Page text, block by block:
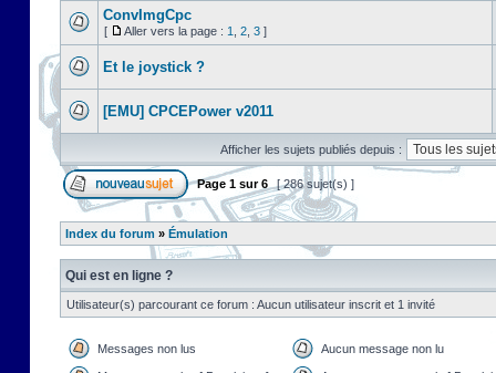
ConvImgCpc
[ Aller vers la page : 1 2 3 ]
Et le joystick ?
[EMU] CPCEPower v2011
Afficher les sujets publiés depuis :
Page 1 sur6 [ 286 sujet(s) ]
Index du forum » Émulation
Qui est en ligne ?
Utilisateur(s) parcourant ce forum : Aucun utilisateur inscrit et 1 invité
Messages non lus Aucun message non lu